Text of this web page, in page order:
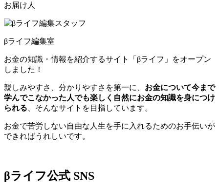
お届け人
βライフ編集室
お金の知識・情報を紹介するサイト「βライフ」をオープン
しました！
親しみやすさ、分かりやすさを第一に、 お金について今まで
学んでこなかった人でも楽しく自然にお金の知識を身につけ
られる 、そんなサイトを目指しています。
お金で苦労しない自由な人生を手に入れるためのお手伝いが
できればうれしいです。
βライフ公式 SNS